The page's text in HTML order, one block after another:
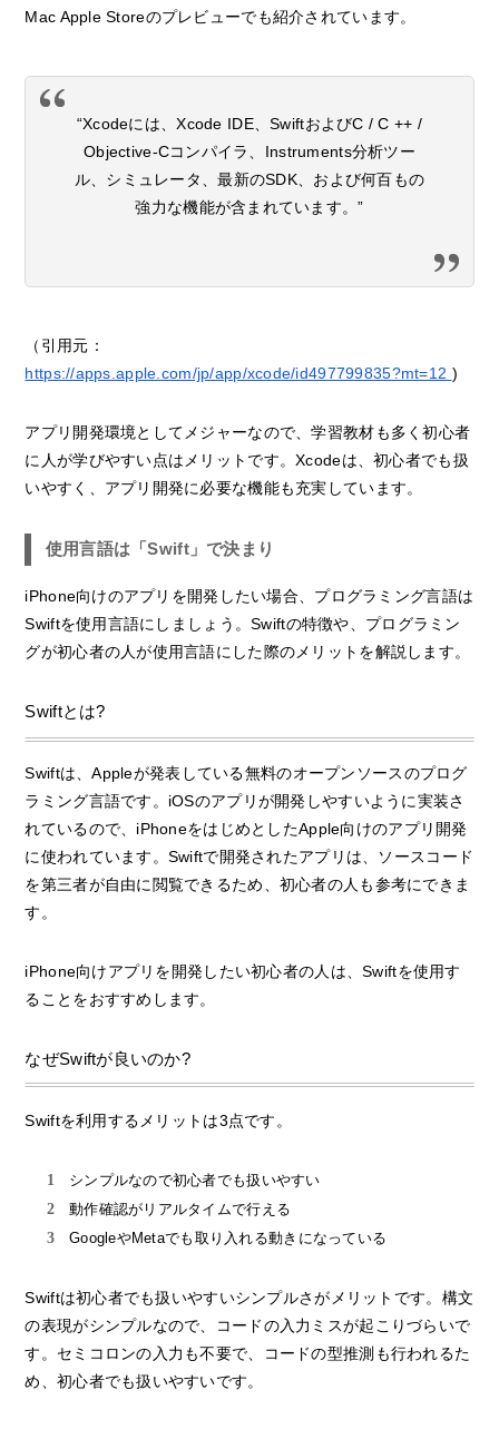
Mac Apple Storeのプレビューでも紹介されています。
“Xcodeには、Xcode IDE、SwiftおよびC / C ++ /
Objective-Cコンパイラ、Instruments分析ツー
ル、シミュレータ、最新のSDK、および何百もの
強力な機能が含まれています。”
（引用元：
https://apps.apple.com/jp/app/xcode/id497799835?mt=12 )
アプリ開発環境としてメジャーなので、学習教材も多く初心者
に人が学びやすい点はメリットです。Xcodeは、初心者でも扱
いやすく、アプリ開発に必要な機能も充実しています。
使用言語は「Swift」で決まり
iPhone向けのアプリを開発したい場合、プログラミング言語は
Swiftを使用言語にしましょう。Swiftの特徴や、プログラミン
グが初心者の人が使用言語にした際のメリットを解説します。
Swiftとは?
Swiftは、Appleが発表している無料のオープンソースのプログ
ラミング言語です。iOSのアプリが開発しやすいように実装さ
れているので、iPhoneをはじめとしたApple向けのアプリ開発
に使われています。Swiftで開発されたアプリは、ソースコード
を第三者が自由に閲覧できるため、初心者の人も参考にできま
す。
iPhone向けアプリを開発したい初心者の人は、Swiftを使用す
ることをおすすめします。
なぜSwiftが良いのか?
Swiftを利用するメリットは3点です。
シンプルなので初心者でも扱いやすい
動作確認がリアルタイムで行える
GoogleやMetaでも取り入れる動きになっている
Swiftは初心者でも扱いやすいシンプルさがメリットです。構文
の表現がシンプルなので、コードの入力ミスが起こりづらいで
す。セミコロンの入力も不要で、コードの型推測も行われるた
め、初心者でも扱いやすいです。